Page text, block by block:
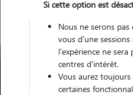
Si cette option est
Nous ne serons
vous d'une
l'expérience ne
centres d'intérêt.
Vous aurez
certaines